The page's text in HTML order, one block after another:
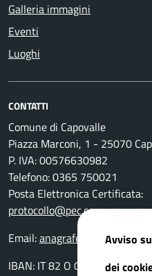
Galleria immagini
Eventi
Luoghi
CONTATTI
Comune di Capovalle
Piazza Marconi, 1 - 25070
P. IVA: 00576630982
Telefono: 0365 750021
Posta Elettronica Certificata:
Email:
IBAN: IT 82 O 03599 01800
Avviso
dei